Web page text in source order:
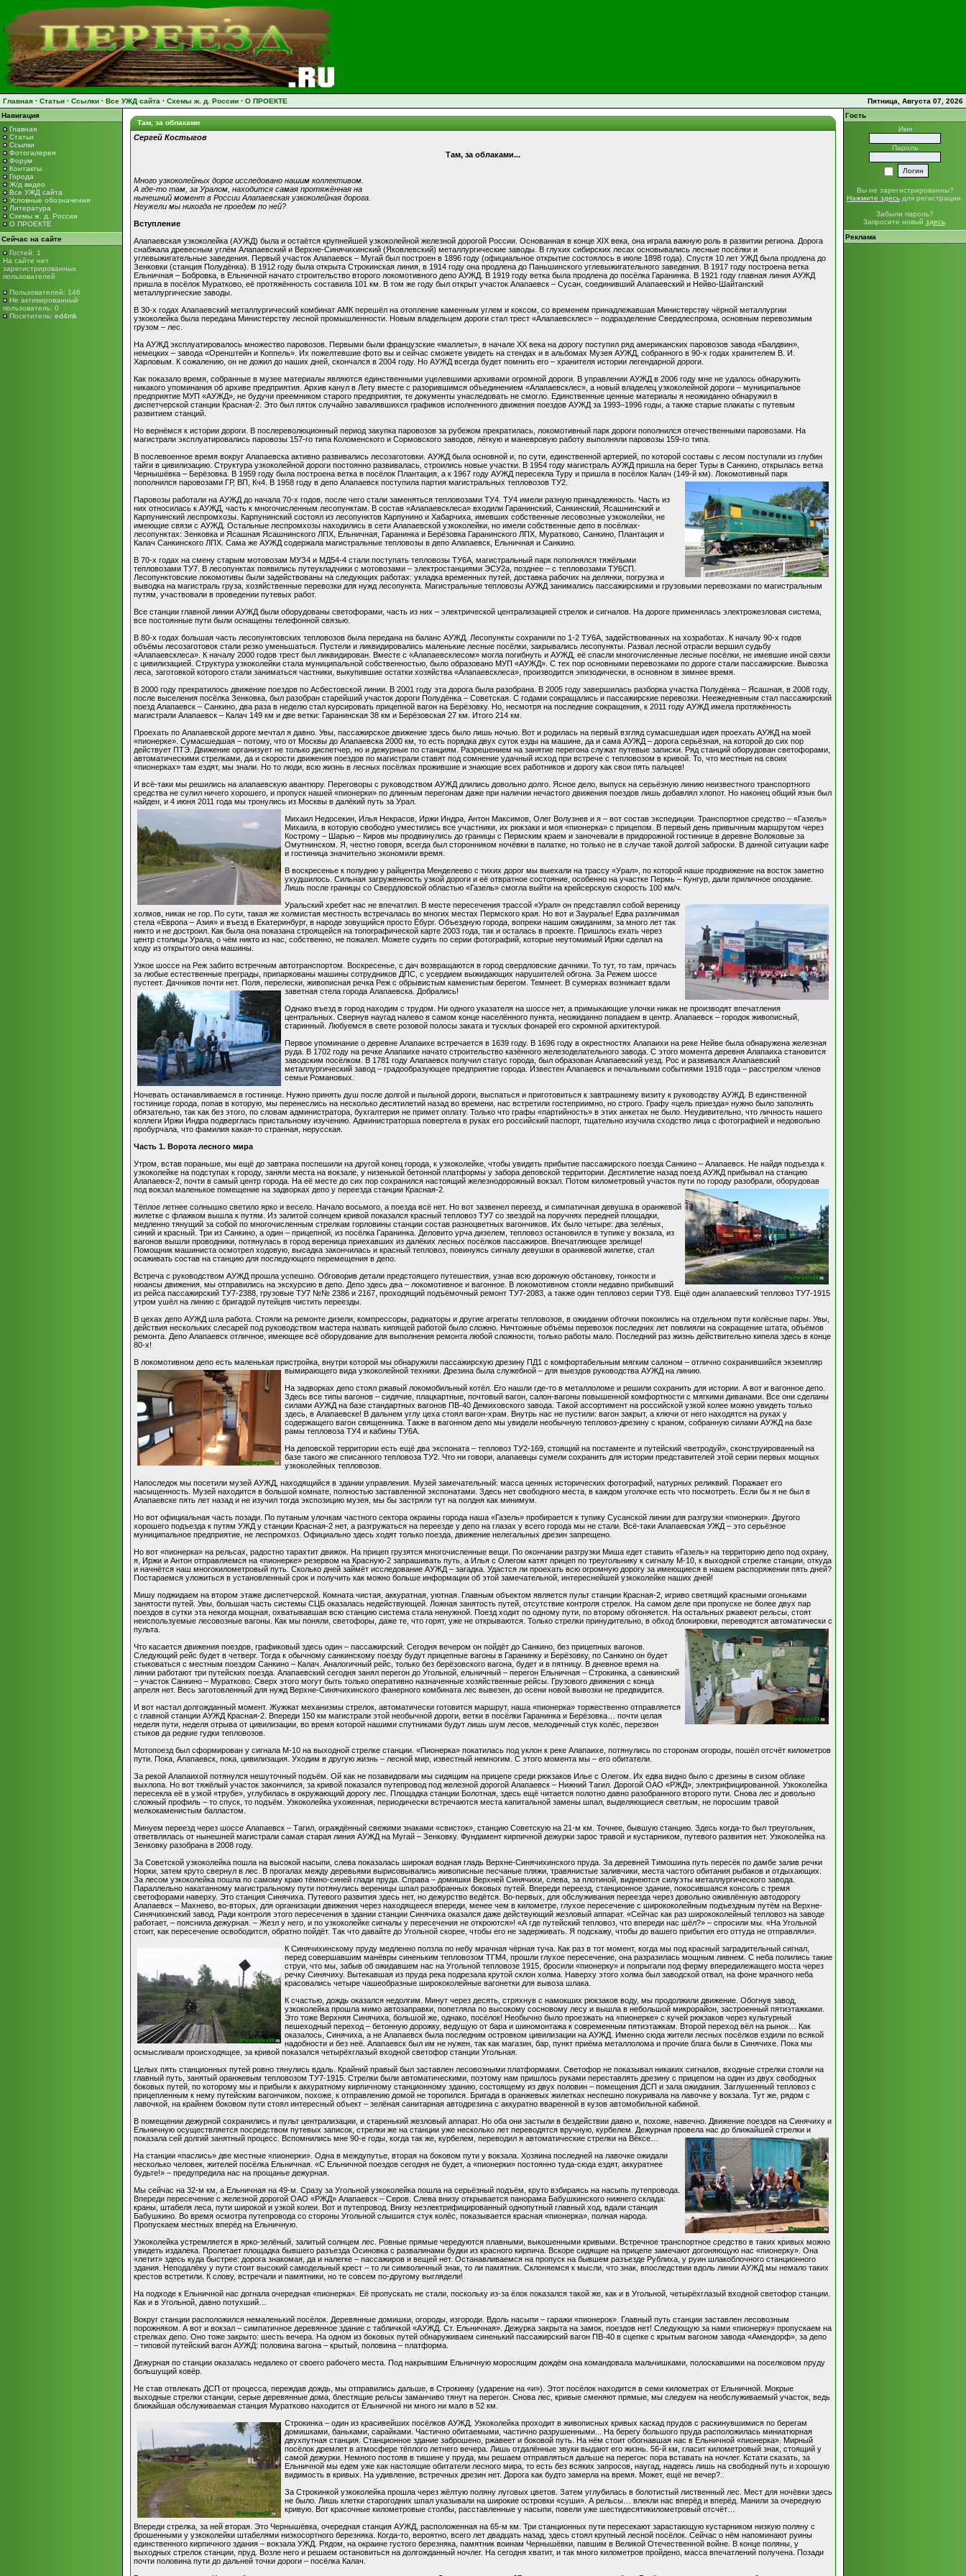
Главная · Статьи · Ссылки · Все УЖД сайта · Схемы ж. д. России · О ПРОЕКТЕ
Пятница, Августа 07, 2026
Навигация
Главная
Статьи
Ссылки
Фотогалерея
Форум
Контакты
Города
Ж/д видео
Все УЖД сайта
Условные обозначения
Литература
Схемы ж. д. России
О ПРОЕКТЕ
Сейчас на сайте
Гостей: 1
На сайте нет
зарегистрированных
пользователей
Пользователей: 146
Не активированный
пользователь: 0
Посетитель: ed4mk
Там, за облаками
Сергей Костыгов
Там, за облаками...
Много узкоколейных дорог исследовано нашим коллективом.
А где-то там, за Уралом, находится самая протяжённая на
нынешний момент в России Алапаевская узкоколейная дорога.
Неужели мы никогда не проедем по ней?
Вступление
Алапаевская узкоколейка (АУЖД) была и остаётся крупнейшей узкоколейной железной дорогой России. Основанная в конце XIX века, она играла важную роль в развитии региона. Дорога
снабжала древесным углём Алапаевский и Верхне-Синячихинский (Яковлевский) металлургические заводы. В глухих сибирских лесах основывались лесные посёлки и
углевыжигательные заведения. Первый участок Алапаевск – Мугай был построен в 1896 году (официальное открытие состоялось в июле 1898 года). Спустя 10 лет УЖД была продлена до
Зенковки (станция Полудёнка). В 1912 году была открыта Строкинская линия, в 1914 году она продлена до Паньшинского углевыжигательного заведения. В 1917 году построена ветка
Ельничная – Бобровка, в Ельничной начато строительство второго локомотивного депо АУЖД. В 1919 году ветка была продлена до посёлка Гаранинка. В 1921 году главная линия АУЖД
пришла в посёлок Муратково, её протяжённость составила 101 км. В том же году был открыт участок Алапаевск – Сусан, соединивший Алапаевский и Нейво-Шайтанский
металлургические заводы.
В 30-х годах Алапаевский металлургический комбинат АМК перешёл на отопление каменным углем и коксом, со временем принадлежавшая Министерству чёрной металлургии
узкоколейка была передана Министерству лесной промышленности. Новым владельцем дороги стал трест «Алапаевсклес» – подразделение Свердлеспрома, основным перевозимым
грузом – лес.
На АУЖД эксплуатировалось множество паровозов. Первыми были французские «маллеты», в начале XX века на дорогу поступил ряд американских паровозов завода «Балдвин»,
немецких – завода «Оренштейн и Коппель». Их пожелтевшие фото вы и сейчас сможете увидеть на стендах и в альбомах Музея АУЖД, собранного в 90-х годах хранителем В. И.
Харловым. К сожалению, он не дожил до наших дней, скончался в 2004 году. Но АУЖД всегда будет помнить его – хранителя истории легендарной дороги.
Как показало время, собранные в музее материалы являются единственными уцелевшими архивами огромной дороги. В управлении АУЖД в 2006 году мне не удалось обнаружить
никакого упоминания об архиве предприятия. Архив канул в Лету вместе с разорившимся объединением «Алапаевсклес», а новый владелец узкоколейной дороги – муниципальное
предприятие МУП «АУЖД», не будучи преемником старого предприятия, те документы унаследовать не смогло. Единственные ценные материалы я неожиданно обнаружил в
диспетчерской станции Красная-2. Это был пяток случайно завалявшихся графиков исполненного движения поездов АУЖД за 1993–1996 годы, а также старые плакаты с путевым
развитием станций.
Но вернёмся к истории дороги. В послереволюционный период закупка паровозов за рубежом прекратилась, локомотивный парк дороги пополнился отечественными паровозами. На
магистрали эксплуатировались паровозы 157-го типа Коломенского и Сормовского заводов, лёгкую и маневровую работу выполняли паровозы 159-го типа.
В послевоенное время вокруг Алапаевска активно развивались лесозаготовки. АУЖД была основной и, по сути, единственной артерией, по которой составы с лесом поступали из глубин
тайги в цивилизацию. Структура узкоколейной дороги постоянно развивалась, строились новые участки. В 1954 году магистраль АУЖД пришла на берег Туры в Санкино, открылась ветка
Чернышёвка – Берёзовка. В 1959 году была построена ветка в посёлок Плантация, а к 1967 году АУЖД пересекла Туру и пришла в посёлок Калач (149-й км). Локомотивный парк
пополнился паровозами ГР, ВП, Кч4. В 1958 году в депо Алапаевск поступила партия магистральных тепловозов ТУ2.
Паровозы работали на АУЖД до начала 70-х годов, после чего стали заменяться тепловозами ТУ4. ТУ4 имели разную принадлежность. Часть из
них относилась к АУЖД, часть к многочисленным лесопунктам. В состав «Алапаевсклеса» входили Гаранинский, Санкинский, Ясашнинский и
Карпунинский леспромхозы. Карпунинский состоял из лесопунктов Карпунино и Хабарчиха, имевших собственные лесовозные узкоколейки, не
имеющие связи с АУЖД. Остальные леспромхозы находились в сети Алапаевской узкоколейки, но имели собственные депо в посёлках-
лесопунктах: Зенковка и Ясашная Ясашнинского ЛПХ, Ельничная, Гаранинка и Берёзовка Гаранинского ЛПХ, Муратково, Санкино, Плантация и
Калач Санкинского ЛПХ. Сама же АУЖД содержала магистральные тепловозы в депо Алапаевск, Ельничная и Санкино.
В 70-х годах на смену старым мотовозам МУЗ4 и МД54-4 стали поступать тепловозы ТУ6А, магистральный парк пополнялся тяжёлыми
тепловозами ТУ7. В лесопунктах появились путеукладчики с мотовозами – электростанциями ЭСУ2а, позднее – с тепловозами ТУ6СП.
Лесопунктовские локомотивы были задействованы на следующих работах: укладка временных путей, доставка рабочих на делянки, погрузка и
выводка на магистраль груза, хозяйственные перевозки для нужд лесопункта. Магистральные тепловозы АУЖД занимались пассажирскими и грузовыми перевозками по магистральным
путям, участвовали в проведении путевых работ.
Все станции главной линии АУЖД были оборудованы светофорами, часть из них – электрической централизацией стрелок и сигналов. На дороге применялась электрожезловая система,
все постоянные пути были оснащены телефонной связью.
В 80-х годах большая часть лесопунктовских тепловозов была передана на баланс АУЖД. Лесопункты сохранили по 1-2 ТУ6А, задействованных на хозработах. К началу 90-х годов
объёмы лесозаготовок стали резко уменьшаться. Пустели и ликвидировались маленькие лесные посёлки, закрывались лесопункты. Развал лесной отрасли вершил судьбу
«Алапаевсклеса». К началу 2000 годов трест был ликвидирован. Вместе с «Алапаевсклесом» могла погибнуть и АУЖД, её спасли многочисленные лесные посёлки, не имевшие иной связи
с цивилизацией. Структура узкоколейки стала муниципальной собственностью, было образовано МУП «АУЖД». С тех пор основными перевозками по дороге стали пассажирские. Вывозка
леса, заготовкой которого стали заниматься частники, выкупившие остатки хозяйства «Алапаевсклеса», производится эпизодически, в основном в зимнее время.
В 2000 году прекратилось движение поездов по Асбестовской линии. В 2001 году эта дорога была разобрана. В 2005 году завершилась разборка участка Полудёнка – Ясашная, в 2008 году,
после выселения посёлка Зенковка, был разобран старейший участок дороги Полудёнка – Советская. С годами сокращались и пассажирские перевозки. Неежедневным стал пассажирский
поезд Алапаевск – Санкино, два раза в неделю стал курсировать прицепной вагон на Берёзовку. Но, несмотря на последние сокращения, к 2011 году АУЖД имела протяжённость
магистрали Алапаевск – Калач 149 км и две ветки: Гаранинская 38 км и Берёзовская 27 км. Итого 214 км.
Проехать по Алапаевской дороге мечтал я давно. Увы, пассажирское движение здесь было лишь ночью. Вот и родилась на первый взгляд сумасшедшая идея проехать АУЖД на моей
«пионерке». Сумасшедшая – потому, что от Москвы до Алапаевска 2000 км, то есть порядка двух суток езды на машине, да и сама АУЖД – дорога серьёзная, на которой до сих пор
действует ПТЭ. Движение организует не только диспетчер, но и дежурные по станциям. Разрешением на занятие перегона служат путевые записки. Ряд станций оборудован светофорами,
автоматическими стрелками, да и скорости движения поездов по магистрали ставят под сомнение удачный исход при встрече с тепловозом в кривой. То, что местные на своих
«пионерках» там ездят, мы знали. Но то люди, всю жизнь в лесных посёлках прожившие и знающие всех работников и дорогу как свои пять пальцев!
И всё-таки мы решились на алапаевскую авантюру. Переговоры с руководством АУЖД длились довольно долго. Ясное дело, выпуск на серьёзную линию неизвестного транспортного
средства не сулил ничего хорошего, и пропуск нашей «пионерки» по длинным перегонам даже при наличии нечастого движения поездов лишь добавлял хлопот. Но наконец общий язык был
найден, и 4 июня 2011 года мы тронулись из Москвы в далёкий путь за Урал.
Михаил Недосекин, Илья Некрасов, Иржи Индра, Антон Максимов, Олег Волузнев и я – вот состав экспедиции. Транспортное средство – «Газель»
Михаила, в которую свободно уместились все участники, их рюкзаки и моя «пионерка» с прицепом. В первый день привычным маршрутом через
Кострому – Шарью – Киров мы продвинулись до границы с Пермским краем и заночевали в придорожной гостинице в деревне Волоковые за
Омутнинском. Я, честно говоря, всегда был сторонником ночёвки в палатке, но только не в случае такой долгой заброски. В данной ситуации кафе
и гостиница значительно экономили время.
В воскресенье к полудню у райцентра Менделеево с тихих дорог мы выехали на трассу «Урал», по которой наше продвижение на восток заметно
ухудшилось. Сильная загруженность узкой дороги и её отвратное состояние, особенно на участке Пермь – Кунгур, дали приличное опоздание.
Лишь после границы со Свердловской областью «Газель» смогла выйти на крейсерскую скорость 100 км/ч.
Уральский хребет нас не впечатлил. В месте пересечения трассой «Урал» он представлял собой вереницу
холмов, никак не гор. По сути, такая же холмистая местность встречалась во многих местах Пермского края. Но вот и Зауралье! Едва различимая
стела «Европа – Азия» и въезд в Екатеринбург, в народе зовущийся просто Ёбург. Объездную города, вопреки нашим ожиданиям, за много лет так
никто и не достроил. Как была она показана строящейся на топографической карте 2003 года, так и осталась в проекте. Пришлось ехать через
центр столицы Урала, о чём никто из нас, собственно, не пожалел. Можете судить по серии фотографий, которые неутомимый Иржи сделал на
ходу из открытого окна машины.
Узкое шоссе на Реж забито встречным автотранспортом. Воскресенье, с дач возвращаются в город свердловские дачники. То тут, то там, прячась
за любые естественные преграды, припаркованы машины сотрудников ДПС, с усердием выжидающих нарушителей обгона. За Режем шоссе
пустеет. Дачников почти нет. Поля, перелески, живописная речка Реж с обрывистым каменистым берегом. Темнеет. В сумерках возникает вдали
заветная стела города Алапаевска. Добрались!
Однако въезд в город находим с трудом. Ни одного указателя на шоссе нет, а примыкающие улочки никак не производят впечатления
центральных. Свернув наугад налево в самом конце населённого пункта, неожиданно попадаем в центр. Алапаевск – городок живописный,
старинный. Любуемся в свете розовой полосы заката и тусклых фонарей его скромной архитектурой.
Первое упоминание о деревне Алапаихе встречается в 1639 году. В 1696 году в окрестностях Алапаихи на реке Нейве была обнаружена железная
руда. В 1702 году на речке Алапаихе начато строительство казённого железоделательного завода. С этого момента деревня Алапаиха становится
заводским посёлком. В 1781 году Алапаевск получил статус города, был образован Алапаевский уезд. Рос и развивался Алапаевский
металлургический завод – градообразующее предприятие города. Известен Алапаевск и печальными событиями 1918 года – расстрелом членов
семьи Романовых.
Ночевать останавливаемся в гостинице. Нужно принять душ после долгой и пыльной дороги, выспаться и приготовиться к завтрашнему визиту к руководству АУЖД. В единственной
гостинице города, попав в которую, мы перенеслись на несколько десятилетий назад во времени, нас встретили гостеприимно, но строго. Графу «цель приезда» нужно было заполнять
обязательно, так как без этого, по словам администратора, бухгалтерия не примет оплату. Только что графы «партийность» в этих анкетах не было. Неудивительно, что личность нашего
коллеги Иржи Индра подверглась пристальному изучению. Администраторша повертела в руках его российский паспорт, тщательно изучила сходство лица с фотографией и недовольно
пробурчала, что фамилия какая-то странная, нерусская.
Часть 1. Ворота лесного мира
Утром, встав пораньше, мы ещё до завтрака поспешили на другой конец города, к узкоколейке, чтобы увидеть прибытие пассажирского поезда Санкино – Алапаевск. Не найдя подъезда к
узкоколейке на подступах к городу, заняли места на вокзале, у низенькой бетонной платформы у забора деповской территории. Десятилетие назад поезд АУЖД прибывал на станцию
Алапаевск-2, почти в самый центр города. На её месте до сих пор сохранился настоящий железнодорожный вокзал. Потом километровый участок пути по городу разобрали, оборудовав
под вокзал маленькое помещение на задворках депо у переезда станции Красная-2
Тёплое летнее солнышко светило ярко и весело. Начало восьмого, а поезда всё нет. Но вот зазвенел переезд, и симпатичная девушка в оранжевой
жилетке с флажком вышла к путям. Из залитой солнцем кривой показался красный тепловоз ТУ7 со звездой на поручнях передней площадки,
медленно тянущий за собой по многочисленным стрелкам горловины станции состав разноцветных вагончиков. Их было четыре: два зелёных,
синий и красный. Три из Санкино, а один – прицепной, из посёлка Гаранинка. Деловито урча дизелем, тепловоз остановился в тупике у вокзала, из
вагонов вышли проводники, потянулась в город вереница приехавших из далёких лесных посёлков пассажиров. Впечатляющее зрелище!
Помощник машиниста осмотрел ходовую, высадка закончилась и красный тепловоз, повинуясь сигналу девушки в оранжевой жилетке, стал
осаживать состав на станцию для последующего перемещения в депо.
Встреча с руководством АУЖД прошла успешно. Обговорив детали предстоящего путешествия, узнав всю дорожную обстановку, тонкости и
нюансы движения, мы отправились на экскурсию в депо. Депо здесь два – локомотивное и вагонное. В локомотивном стояли недавно прибывший
из рейса пассажирский ТУ7-2388, грузовые ТУ7 №№ 2386 и 2167, проходящий подъёмочный ремонт ТУ7-2083, а также один тепловоз серии ТУ8. Ещё один алапаевский тепловоз ТУ7-1915
утром ушёл на линию с бригадой путейцев чистить переезды.
В цехах депо АУЖД шла работа. Стояли на ремонте дизели, компрессоры, радиаторы и другие агрегаты тепловозов, в ожидании обточки покоились на отдельном пути колёсные пары. Увы,
действия нескольких слесарей под руководством мастера назвать кипящей работой было сложно. Ничтожные объёмы перевозок последних лет повлияли на сокращение штата, объёмов
ремонта. Депо Алапаевск отличное, имеющее всё оборудование для выполнения ремонта любой сложности, только работы мало. Последний раз жизнь действительно кипела здесь в конце
80-х!
В локомотивном депо есть маленькая пристройка, внутри которой мы обнаружили пассажирскую дрезину ПД1 с комфортабельным мягким салоном – отлично сохранившийся экземпляр
вымирающего вида узкоколейной техники. Дрезина была служебной – для выездов руководства АУЖД на линию.
На задворках депо стоял ржавый локомобильный котёл. Его нашли где-то в металлоломе и решили сохранить для истории. А вот и вагонное депо.
Здесь все типы вагонов – сидячие, плацкартные, почтовый вагон, салон-вагоны повышенной комфортности с мягкими диванами. Все они сделаны
силами АУЖД на базе стандартных вагонов ПВ-40 Демиховского завода. Такой ассортимент на российской узкой колее можно увидеть только
здесь, в Алапаевске! В дальнем углу цеха стоял вагон-храм. Внутрь нас не пустили: вагон закрыт, а ключи от него находятся на руках у
содержащего вагон священника. Также в вагонном депо мы увидели необычную тепловоз-дрезину с краном, собранную силами АУЖД на базе
рамы тепловоза ТУ4 и кабины ТУ6А.
На деповской территории есть ещё два экспоната – тепловоз ТУ2-169, стоящий на постаменте и путейский «ветродуй», сконструированный на
базе такого же списанного тепловоза ТУ2. Что ни говори, алапаевцы сумели сохранить для истории представителей этой серии первых мощных
узкоколейных тепловозов.
Напоследок мы посетили музей АУЖД, находящийся в здании управления. Музей замечательный: масса ценных исторических фотографий, натурных реликвий. Поражает его
насыщенность. Музей находится в большой комнате, полностью заставленной экспонатами. Здесь нет свободного места, в каждом уголочке есть что посмотреть. Если бы я не был в
Алапаевске пять лет назад и не изучил тогда экспозицию музея, мы бы застряли тут на полдня как минимум.
Но вот официальная часть позади. По путаным улочкам частного сектора окраины города наша «Газель» пробирается к тупику Сусанской линии для разгрузки «пионерки». Другого
хорошего подъезда к путям УЖД у станции Красная-2 нет, а разгружаться на переезде у депо на глазах у всего города мы не стали. Всё-таки Алапаевская УЖД – это серьёзное
муниципальное предприятие, не леспромхоз. Официально здесь ходят только поезда, движение нелегальных дрезин запрещено.
Но вот «пионерка» на рельсах, радостно тарахтит движок. На прицеп грузятся многочисленные вещи. По окончании разгрузки Миша едет ставить «Газель» на территорию депо под охрану,
я, Иржи и Антон отправляемся на «пионерке» резервом на Красную-2 запрашивать путь, а Илья с Олегом катят прицеп по треугольнику к сигналу М-10, к выходной стрелке станции, откуда
и начнётся наш многокилометровый путь. Сколько дней займёт исследование АУЖД – загадка. Удастся ли проехать всю огромную дорогу за имеющиеся в нашем распоряжении пять дней?
Постараемся уложиться в установленный срок и получить как можно больше информации об этой замечательной, интереснейшей узкоколейке наших дней!
Мишу поджидаем на втором этаже диспетчерской. Комната чистая, аккуратная, уютная. Главным объектом является пульт станции Красная-2, игриво светящий красными огоньками
занятости путей. Увы, большая часть системы СЦБ оказалась недействующей. Ложная занятость путей, отсутствие контроля стрелок. На самом деле при пропуске не более двух пар
поездов в сутки эта некогда мощная, охватывавшая всю станцию система стала ненужной. Поезд ходит по одному пути, по второму обгоняется. На остальных ржавеют рельсы, стоят
неиспользуемые лесовозные вагоны. Как мы поняли, светофоры, даже те, что горят, уже не открываются. Только стрелки принудительно, в обход блокировки, переводятся автоматически с
пульта.
Что касается движения поездов, графиковый здесь один – пассажирский. Сегодня вечером он пойдёт до Санкино, без прицепных вагонов.
Следующий рейс будет в четверг. Тогда к обычному санкинскому поезду будут прицепные вагоны в Гаранинку и Берёзовку, по Санкино он будет
стыковаться с местным поездом Санкино – Калач. Аналогичный рейс, только без берёзовского вагона, будет и в пятницу. В дневное время на
линии работают три путейских поезда. Алапаевский сегодня занял перегон до Угольной, ельничный – перегон Ельничная – Строкинка, а санкинский
– участок Санкино – Муратково. Сверх этого могут быть только оперативно назначенные хозяйственные рейсы. Грузового движения с конца
апреля нет. Весь заготовленный для нужд Верхне-Синячихинского фанерного комбината лес вывезен, до осени новой вывозки не предвидится.
И вот настал долгожданный момент. Жужжат механизмы стрелок, автоматически готовится маршрут, наша «пионерка» торжественно отправляется
с главной станции АУЖД Красная-2. Впереди 150 км магистрали этой необычной дороги, ветки в посёлки Гаранинка и Берёзовка… почти целая
неделя пути, неделя отрыва от цивилизации, во время которой нашими спутниками будут лишь шум лесов, мелодичный стук колёс, перезвон
стыков да редкие гудки тепловозов.
Мотопоезд был сформирован у сигнала М-10 на выходной стрелке станции. «Пионерка» покатилась под уклон к реке Алапаихе, потянулись по сторонам огороды, пошёл отсчёт километров
пути. Пока, Алапаевск, пока, цивилизация. Уходим в другую жизнь – лесной мир, известный немногим. С этого момента мы – его обитатели.
За рекой Алапаихой потянулся нешуточный подъём. Ой как не позавидовали мы сидящим на прицепе среди рюкзаков Илье с Олегом. Их едва видно было с дрезины в сизом облаке
выхлопа. Но вот тяжёлый участок закончился, за кривой показался путепровод под железной дорогой Алапаевск – Нижний Тагил. Дорогой ОАО «РЖД», электрифицированной. Узкоколейка
пересекла её в узкой «трубе», углубилась в окружающий дорогу лес. Площадка станции Болотная, здесь ещё читается полотно давно разобранного второго пути. Снова лес и довольно
сложный профиль – то спуск, то подъём. Узкоколейка ухоженная, периодически встречаются места капитальной замены шпал, выделяющиеся светлым, не поросшим травой
мелкокаменистым балластом.
Минуем переезд через шоссе Алапаевск – Тагил, ограждённый свежими знаками «свисток», станцию Советскую на 21-м км. Точнее, бывшую станцию. Здесь когда-то был треугольник,
ответвлялась от нынешней магистрали самая старая линия АУЖД на Мугай – Зенковку. Фундамент кирпичной дежурки зарос травой и кустарником, путевого развития нет. Узкоколейка на
Зенковку разобрана в 2008 году.
За Советской узкоколейка пошла на высокой насыпи, слева показалась широкая водная гладь Верхне-Синячихинского пруда. За деревней Тимошина путь пересёк по дамбе залив речки
Норки, затем круто свернул в лес. В прогалах между деревьями вырисовывались живописные песчаные пляжи, травянистые заливчики, места частого обитания рыбаков и отдыхающих.
За лесом узкоколейка пошла по самому краю тёмно-синей глади пруда. Справа – домишки Верхней Синячихи, слева, за плотиной, виднеются силуэты металлургического завода.
Параллельно накатанному магистральному пути потянулись вереницы шпал разобранных боковых путей. Впереди переезд, станционное здание, покосившаяся консоль с тремя
светофорами наверху. Это станция Синячиха. Путевого развития здесь нет, но дежурство ведётся. Во-первых, для обслуживания переезда через довольно оживлённую автодорогу
Алапаевск – Махнево, во-вторых, для организации движения через находящееся впереди, менее чем в километре, глухое пересечение с ширококолейным подъездным путём на Верхне-
Синячихинский завод. Ради контроля этого пересечения в здании станции Синячиха оказался даже действующий жезловый аппарат. «Сейчас как раз ширококолейный тепловоз на заводе
работает, – пояснила дежурная. – Жезл у него, и по узкоколейке сигналы у пересечения не откроются»! «А где путейский тепловоз, что впереди нас шёл?» – спросили мы. «На Угольной
стоит, как пересечение освободится, обратно пойдёт. Так что давайте до Угольной скорее, чтобы его не задерживать. Я подскажу, чтобы до вашего прибытия его оттуда не отправляли».
К Синячихинскому пруду медленно ползла по небу мрачная чёрная туча. Как раз в тот момент, когда мы под красный заградительный сигнал,
перед совершавшим манёвры синеньким тепловозом ТГМ4, прошли глухое пересечение, она разразилась мощным ливнем. С неба полились такие
струи, что мы, забыв об ожидавшем нас на Угольной тепловозе 1915, бросили «пионерку» и попрыгали под ферму впередилежащего моста через
речку Синячиху. Вытекавшая из пруда река подрезала крутой склон холма. Наверху этого холма был заводской отвал, на фоне мрачного неба
красовались четыре чашеобразные ширококолейные вагонетки для вывоза шлака.
К счастью, дождь оказался недолгим. Минут через десять, стряхнув с намокших рюкзаков воду, мы продолжили движение. Обогнув завод,
узкоколейка прошла мимо автозаправки, попетляла по высокому сосновому лесу и вышла в небольшой микрорайон, застроенный пятиэтажками.
Это тоже Верхняя Синячиха, большой же, однако, посёлок! Необычно было проезжать на «пионерке» с кучей рюкзаков через культурный
пешеходный переход – бетонную дорожку, ведущую от бара и шиномонтажа к современным пятиэтажкам. Второй переход вёл на рынок… Как
оказалось, Синячиха, а не Алапаевск была последним островком цивилизации на АУЖД. Именно сюда жители лесных посёлков ездили по всякой
надобности и без неё. Алапаевск был им не нужен, так как магазин, бар, пункт приёма металлолома и прочие блага были в Синячихе. Пока мы
осмысливали происходящее, за кривой показался четырёхглазый входной светофор станции Угольная.
Целых пять станционных путей ровно тянулись вдаль. Крайний правый был заставлен лесовозными платформами. Светофор не показывал никаких сигналов, входные стрелки стояли на
главный путь, занятый оранжевым тепловозом ТУ7-1915. Стрелки были автоматическими, поэтому нам пришлось руками переставлять дрезину с прицепом на один из двух свободных
боковых путей, по которому мы и прибыли к аккуратному кирпичному станционному зданию, состоящему из двух половин – помещения ДСП и зала ожидания. Заглушенный тепловоз с
прицепленным к нему путейским вагончиком, похоже, к отправлению домой не торопился. Бригада в оранжевых жилетках неспешно покуривала на лавочке у вокзала. Тут же, рядом с
лавочкой, на крайнем боковом пути стоял интересный объект – зелёная санитарная автодрезина с аккуратно вваренной в кузов автомобильной кабиной.
В помещении дежурной сохранились и пульт централизации, и старенький жезловый аппарат. Но оба они застыли в бездействии давно и, похоже, навечно. Движение поездов на Синячиху и
Ельничную осуществляется посредством путевых записок, стрелки же на станции уже несколько лет переводятся вручную, курбелем. Дежурная провела нас до ближайшей стрелки и
показала сей долгий занятный процесс. Вспомнились мне 90-е годы, когда так же, курбелем, переводил я автоматические стрелки на Вёксе…
На станции «паслись» две местные «пионерки». Одна в междупутье, вторая на боковом пути у вокзала. Хозяина последней на лавочке ожидали
несколько человек, жителей посёлка Ельничная. «С Ельничной поездов сегодня не будет, а «пионерки» постоянно туда-сюда ездят, аккуратнее
будьте!» – предупредила нас на прощанье дежурная.
Мы сейчас на 32-м км, а Ельничная на 49-м. Сразу за Угольной узкоколейка пошла на серьёзный подъём, круто взбираясь на насыпь путепровода.
Впереди пересечение с железной дорогой ОАО «РЖД» Алапаевск – Серов. Слева внизу открывается панорама Бабушкинского нижнего склада:
краны, штабеля леса, пути широкой и узкой колеи. Вот и путепровод. Внизу неэлектрифицированный однопутный главный ход, вдали станция
Бабушкино. Во время осмотра путепровода со стороны Угольной слышится стук колёс, показывается красная «пионерка», полная народа.
Пропускаем местных вперёд на Ельничную.
Узкоколейка устремляется в ярко-зелёный, залитый солнцем лес. Ровные прямые чередуются плавными, выкошенными кривыми. Встречное транспортное средство в таких кривых можно
увидеть издалека. Пролетает площадка бывшего разъезда Осиновка с развалинами будки из красного кирпича. Вскоре сидящие на прицепе замечают догоняющую нас «пионерку». Она
«летит» здесь куда быстрее: дорога знакомая, да и налегке – пассажиров и вещей нет. Останавливаемся на пропуск на бывшем разъезде Рублиха, у руин шлакоблочного станционного
здания. Неподалёку у пути стоит высокий самодельный крест – то ли символичный знак, то ли памятник. Склоняемся к мысли, что знак, впоследствии вдоль линии АУЖД мы немало таких
крестов встретили. К слову, встречали и памятники, но те совсем по-другому выглядели!
На подходе к Ельничной нас догнала очередная «пионерка». Её пропускать не стали, поскольку из-за ёлок показался такой же, как и в Угольной, четырёхглазый входной светофор станции.
Как и в Угольной, давно потухший…
Вокруг станции расположился немаленький посёлок. Деревянные домишки, огороды, изгороди. Вдоль насыпи – гаражи «пионерок». Главный путь станции заставлен лесовозным
порожняком. А вот и вокзал – симпатичное деревянное здание с табличкой «АУЖД. Ст. Ельничная». Дежурка закрыта на замок, поездов нет! Следующую за нами «пионерку» пропускаем на
стрелках депо. Оно тоже закрыто: шесть вечера. На одном из боковых путей обнаруживаем синенький пассажирский вагон ПВ-40 в сцепке с крытым вагоном завода «Амендорф», за депо
– типовой путейский вагон АУЖД: половина вагона – крытый, половина – платформа.
Дежурная по станции оказалась недалеко от своего рабочего места. Под накрывшим Ельничную моросящим дождём она командовала мальчишками, полоскавшими на поселковом пруду
большущий ковёр.
Не став отвлекать ДСП от процесса, переждав дождь, мы отправились дальше, в Строкинку (ударение на «и»). Этот посёлок находится в семи километрах от Ельничной. Мокрые
выходные стрелки станции, серые деревянные дома, блестящие рельсы заманчиво тянут на перегон. Снова лес, кривые сменяют прямые, мы следуем на необслуживаемый участок, ведь
ближайшая обслуживаемая станция Муратково находится от Ельничной ни много ни мало в 52 км.
Строкинка – один из красивейших посёлков АУЖД. Узкоколейка проходит в живописных кривых каскад прудов с раскинувшимися по берегам
домишками, баньками, сарайками. Частично обитаемыми, частично разрушенными... На берегу большого пруда расположилась миниатюрная
двухпутная станция. Станционное здание заброшено, ржавеет и боковой путь. На нём стоит обогнавшая нас в Ельничной «пионерка». Мирный
посёлок дремлет в атмосфере тёплого летнего вечера. Лишь отдалённые звуки выдают его жизнь. 56-й км, гласит километровый знак, стоящий у
самой дежурки. Немного постояв в тишине у пруда, мы решаем отправляться дальше на перегон: пора вставать на ночлег. Кстати сказать, за
Ельничной мы едем уже как настоящие обитатели лесного мира, то есть без всяких запросов, наугад, надеясь лишь на свободный путь и хорошую
видимость в кривых. На удивление, встречных дрезин нет. Дорога как будто замерла на время. Может, ещё не вечер?..
За Строкинкой узкоколейка прошла через жёлтую поляну луговых цветов. Затем углубилась в болотистый лиственный лес. Мест для ночёвки здесь
не было. Лишь клетки старогодних шпал указывали на широкие островки «суши». А рельсы… влекли нас вперёд и вперёд. Манили за очередную
кривую. Вот красочные километровые столбы, расставленные у насыпи, повели уже шестидесятикилометровый отсчёт…
Впереди стрелка, за ней вторая. Это Чернышёвка, очередная станция АУЖД, расположенная на 65-м км. Три станционных пути пересекают зарастающую кустарником низкую поляну с
брошенными у узкоколейки штабелями низкосортного березняка. Когда-то, вероятно, всего лет двадцать назад, здесь стоял крупный лесной посёлок. Сейчас о нём напоминают руины
единственного кирпичного здания – вокзала УЖД. Рядом, на окраине густого березняка, памятник воинам Чернышёвки, павшим в Великой Отечественной войне. В конце поляны, у
выходных стрелок станции, пруд. Возле него и решаем остановиться на долгожданный ночлег. На сегодня хватит, и так много километров пройдено, масса впечатлений получена. Позади
почти половина пути до дальней точки дороги – посёлка Калач.
Гость
Имя
Пароль
Вы не зарегистрированны?
Нажмите здесь для регистрации.
Забыли пароль?
Запросите новый здесь.
Реклама